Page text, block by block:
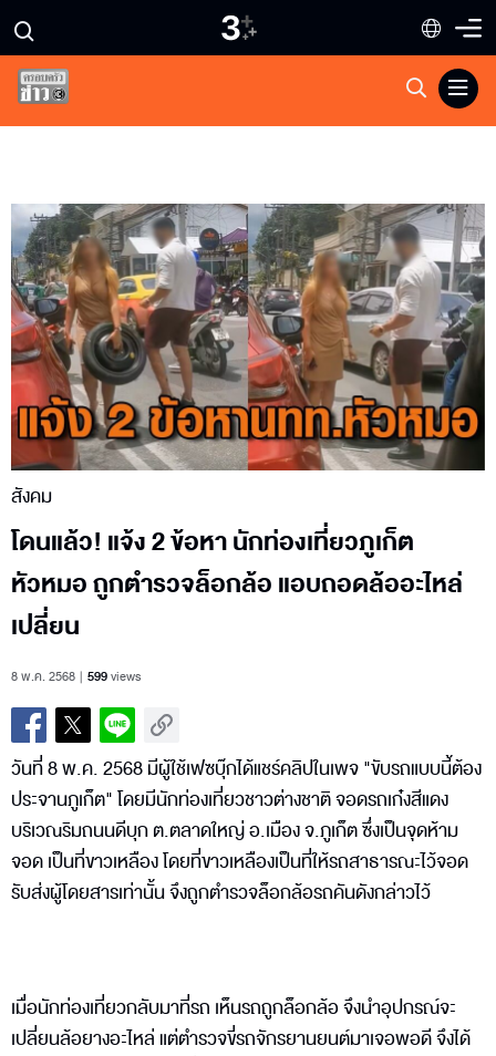
สังคม
โดนแล้ว! แจ้ง 2 ข้อหา นักท่องเที่ยวภูเก็ต
หัวหมอ ถูกตำรวจล็อกล้อ แอบถอดล้ออะไหล่
เปลี่ยน
8 พ.ค. 2568 599views
วันที่ 8 พ.ค. 2568 มีผู้ใช้เฟซบุ๊กได้แชร์คลิปในเพจ "ขับรถแบบนี้ต้อง
ประจานภูเก็ต" โดยมีนักท่องเที่ยวชาวต่างชาติ จอดรถเก๋งสีแดง
บริเวณริมถนนดีบุก ต.ตลาดใหญ่ อ.เมือง จ.ภูเก็ต ซึ่งเป็นจุดห้าม
จอด เป็นที่ขาวเหลือง โดยที่ขาวเหลืองเป็นที่ให้รถสาธารณะไว้จอด
รับส่งผู้โดยสารเท่านั้น จึงถูกตำรวจล็อกล้อรถคันดังกล่าวไว้
เมื่อนักท่องเที่ยวกลับมาที่รถ เห็นรถถูกล็อกล้อ จึงนำอุปกรณ์จะ
เปลี่ยนล้อยางอะไหล่ แต่ตำรวจขี่รถจักรยานยนต์มาเจอพอดี จึงได้